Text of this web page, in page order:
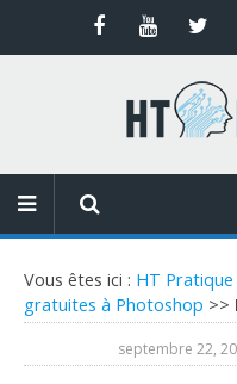
Vous êtes ici : HT Pratique
gratuites à Photoshop >>
septembre 22,